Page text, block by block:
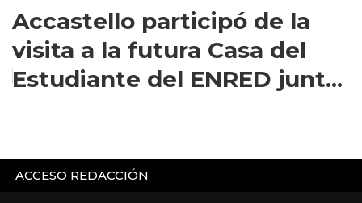
Accastello participó de la
visita a la futura Casa del
Estudiante del ENRED junt...
ACCESO REDACCIÓN